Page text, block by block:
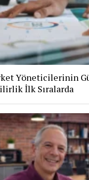
Yöneticilerinin
İlk Sıralarda